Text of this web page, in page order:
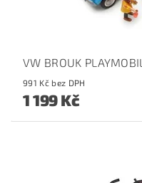
VW BROUK PLAYMOBIL
991 Kč bez DPH
1 199 Kč